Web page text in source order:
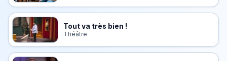
Tout va très bien !
Théâtre